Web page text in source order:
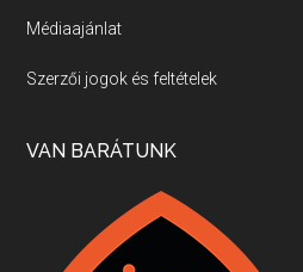
Villány, kékfrankos, Jackfall
Apr 17, 2026 • 00:35:38
Boston, teadélután, bab és
Apr 9, 2026 • 00:37:17
Médiaajánlat
Szerzői jogok és feltételek
VAN BARÁTUNK